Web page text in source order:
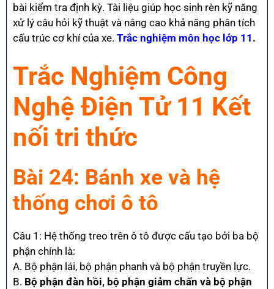
bài kiểm tra định kỳ. Tài liệu giúp học sinh rèn kỹ năng
xử lý câu hỏi kỹ thuật và nâng cao khả năng phân tích
cấu trúc cơ khí của xe. Trắc nghiệm môn học lớp 11 .
Trắc Nghiệm Công
Nghệ Điện Tử 11 Kết
nối tri thức
Bài 24: Bánh xe và hệ
thống chơi ô tô
Câu 1: Hệ thống treo trên ô tô được cấu tạo bởi ba bộ
phận chính là:
A. Bộ phận lái, bộ phận phanh và bộ phận truyền lực.
B. Bộ phận đàn hồi, bộ phận giảm chấn và bộ phận